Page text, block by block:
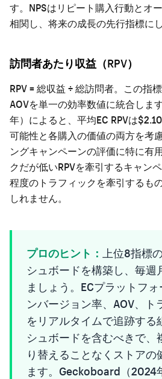
す。NPSはリピート購入行動とオ
相関し、将来の成長の先行指標にし
訪問者あたり収益（RPV）
RPV = 総収益 ÷ 総訪問者。この指
AOVを単一の効率数値に統合しま
年）によると、平均EC RPVは
可能性と各購入の価値の両方を考
ングキャンペーンの評価に特に有
クだが低いRPVを牽引するキャン
程度のトラフィックを牽引するも
しれません。
プロのヒント：
上位8指標
シュボードを構築し、毎週
ましょう。ECプラットフ
ンバージョン率、AOV、ト
をリアルタイムで追跡する
シュボードを含むべきで、
り替えることなくストアの
ます。Geckoboard（2024